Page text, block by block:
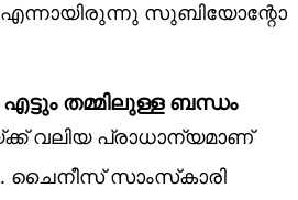
എന്നായിരുന്നു സുബിയോന്റോ
തമ്മിലുള്ള ബന്ധം
വലിയ പ്രാധാന്യമാണ്
ചൈനീസ് സാംസ്‌കാരി